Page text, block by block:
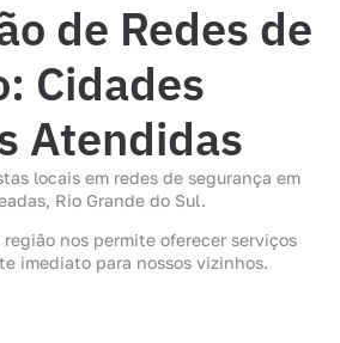
de Redes de
Cidades
Atendidas
locais em redes de segurança em
Rio Grande do Sul.
região nos permite oferecer serviços
imediato para nossos vizinhos.